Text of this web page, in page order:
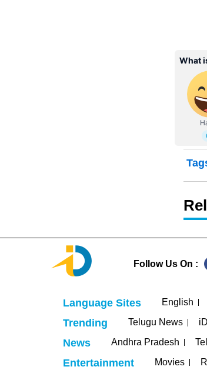
Follow Us On :
Language Sites English
Trending Telugu News
News Andhra Pradesh
Entertainment Movies